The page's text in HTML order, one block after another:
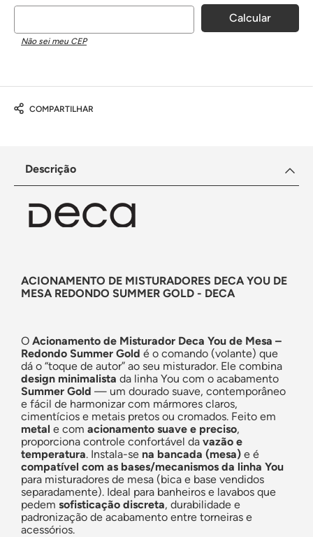
Não sei meu CEP
COMPARTILHAR
Descrição
ACIONAMENTO DE MISTURADORES DECA YOU DE
MESA REDONDO SUMMER GOLD - DECA
O Acionamento de Misturador Deca You de Mesa –
Redondo Summer Gold é o comando (volante) que
dá o “toque de autor” ao seu misturador. Ele combina
design minimalista da linha You com o acabamento
Summer Gold — um dourado suave, contemporâneo
e fácil de harmonizar com mármores claros,
cimentícios e metais pretos ou cromados. Feito em
metal e com acionamento suave e preciso,
proporciona controle confortável da vazão e
temperatura. Instala-se na bancada (mesa) e é
compatível com as bases/mecanismos da linha You
para misturadores de mesa (bica e base vendidos
separadamente). Ideal para banheiros e lavabos que
pedem sofisticação discreta, durabilidade e
padronização de acabamento entre torneiras e
acessórios.